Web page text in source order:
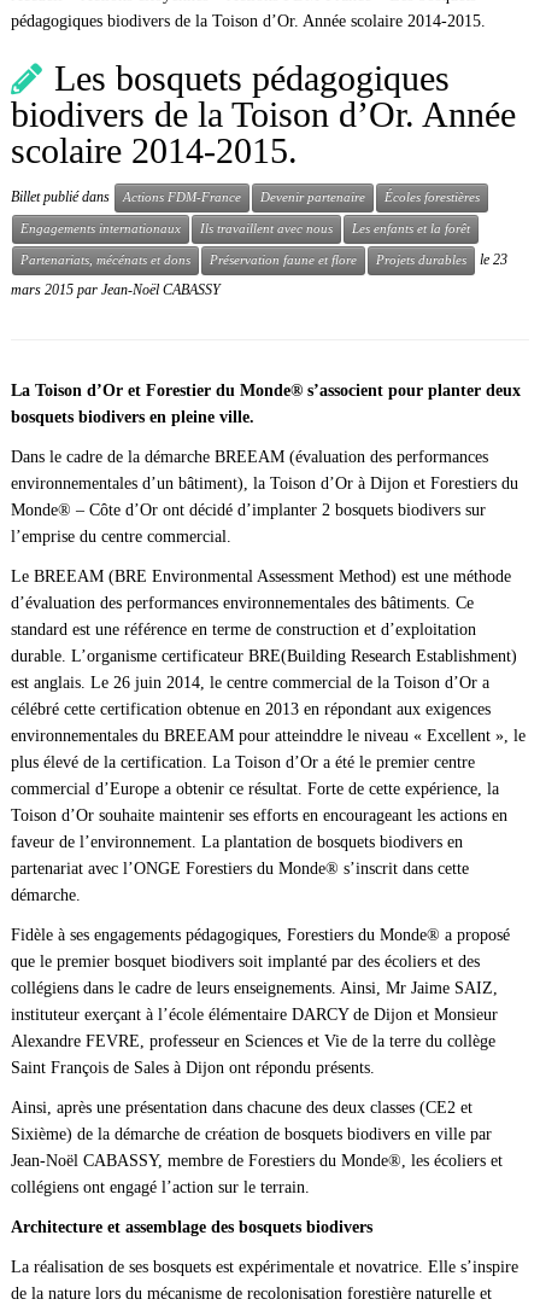
pédagogiques biodivers de la Toison d’Or. Année scolaire 2014-2015.
Les bosquets pédagogiques
biodivers de la Toison d’Or. Année
scolaire 2014-2015.
Billet publié dans Actions FDM-France Devenir partenaire Écoles forestières
Engagements internationaux Ils travaillent avec nous Les enfants et la forêt
Partenariats, mécénats et dons Préservation faune et flore Projets durables le 23
mars 2015 par Jean-Noël CABASSY
La Toison d’Or et Forestier du Monde® s’associent pour planter deux
bosquets biodivers en pleine ville.
Dans le cadre de la démarche BREEAM (évaluation des performances
environnementales d’un bâtiment), la Toison d’Or à Dijon et Forestiers du
Monde® – Côte d’Or ont décidé d’implanter 2 bosquets biodivers sur
l’emprise du centre commercial.
Le BREEAM (BRE Environmental Assessment Method) est une méthode
d’évaluation des performances environnementales des bâtiments. Ce
standard est une référence en terme de construction et d’exploitation
durable. L’organisme certificateur BRE(Building Research Establishment)
est anglais. Le 26 juin 2014, le centre commercial de la Toison d’Or a
célébré cette certification obtenue en 2013 en répondant aux exigences
environnementales du BREEAM pour atteinddre le niveau « Excellent », le
plus élevé de la certification. La Toison d’Or a été le premier centre
commercial d’Europe a obtenir ce résultat. Forte de cette expérience, la
Toison d’Or souhaite maintenir ses efforts en encourageant les actions en
faveur de l’environnement. La plantation de bosquets biodivers en
partenariat avec l’ONGE Forestiers du Monde® s’inscrit dans cette
démarche.
Fidèle à ses engagements pédagogiques, Forestiers du Monde® a proposé
que le premier bosquet biodivers soit implanté par des écoliers et des
collégiens dans le cadre de leurs enseignements. Ainsi, Mr Jaime SAIZ,
instituteur exerçant à l’école élémentaire DARCY de Dijon et Monsieur
Alexandre FEVRE, professeur en Sciences et Vie de la terre du collège
Saint François de Sales à Dijon ont répondu présents.
Ainsi, après une présentation dans chacune des deux classes (CE2 et
Sixième) de la démarche de création de bosquets biodivers en ville par
Jean-Noël CABASSY, membre de Forestiers du Monde®, les écoliers et
collégiens ont engagé l’action sur le terrain.
Architecture et assemblage des bosquets biodivers
La réalisation de ses bosquets est expérimentale et novatrice. Elle s’inspire
de la nature lors du mécanisme de recolonisation forestière naturelle et